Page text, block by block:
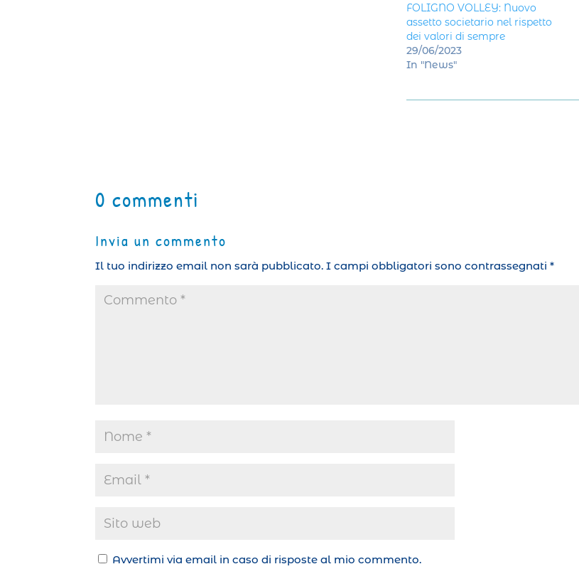
FOLIGNO VOLLEY: Nuovo
assetto societario nel rispetto
dei valori di sempre
29/06/2023
In "News"
0 commenti
Invia un commento
Il tuo indirizzo email non sarà pubblicato. I campi obbligatori sono contrassegnati*
Avvertimi via email in caso di risposte al mio commento.